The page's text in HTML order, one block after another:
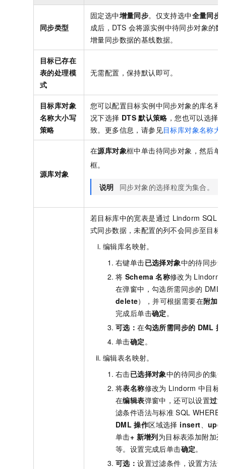
同步类型
固定选中增量同步。仅支持选中全量同步
成后，DTS 会将源实例中待同步对象的
增量同步数据的基线数据。
目标已存在
表的处理模
式
无需配置，保持默认即可。
目标库对象
名称大小写
策略
您可以配置目标实例中同步对象的库名和
况下选择 DTS 默认策略 ，您也可以选择
致。更多信息，请参见目标库对象名称大
源库对象
在源库对象框中单击待同步对象，然后单
框。
说明 同步对象的选择粒度为集合。
若目标库中的宽表是通过 Lindorm SQL
式同步数据，未配置的列不会同步至目标
编辑库名映射。
右键单击已选择对象中的待同步
将 Schema 名称修改为 Lindorm
在弹窗中，勾选所需同步的 DML
delete），并可根据需要在附加列
完成后单击确定 。
可选：在勾选所需同步的 DML 操
单击确定 。
编辑表名映射。
右击已选择对象中的待同步的集
将表名称修改为 Lindorm 中目标
在编辑表弹窗中，还可以设置过
滤条件语法与标准 SQL WHERE
DML 操作区域选择 insert 、
单击+ 新增列为目标表添加附加
等。设置完成后单击确定。
可选：设置过滤条件，设置方法